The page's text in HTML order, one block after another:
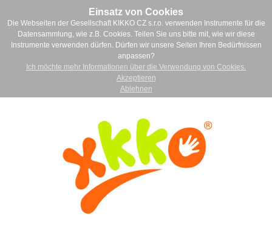
Einsatz von Cookies
Die Webseiten der Gesellschaft KIKKO CZ s.r.o. verwenden Instrumente für die
Datensammlung, wie z.B. Cookies. Teilen Sie uns bitte mit, wie wir diese
Instrumente verwenden dürfen. Dürfen wir unsere Seiten Ihren Bedürfnissen
anpassen?
Ich möchte mehr Informationen über die Verwendung von Cookies.
Akzeptieren
Ablehnen